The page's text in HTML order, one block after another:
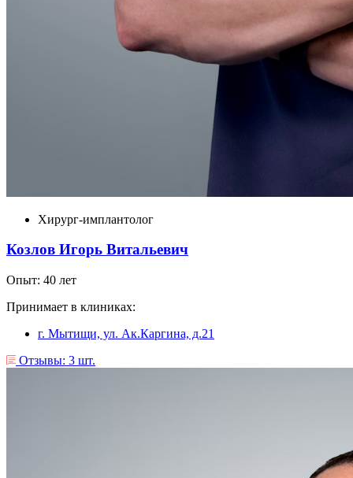
Хирург-имплантолог
Козлов Игорь Витальевич
Опыт: 40 лет
Принимает в клиниках:
г. Мытищи, ул. Ак.Каргина, д.21
Отзывы: 3 шт.